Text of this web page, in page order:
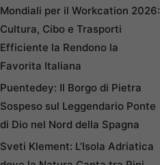
Mondiali per il Workcation 2026:
Cultura, Cibo e Trasporti
Efficiente la Rendono la
Favorita Italiana
Puentedey: Il Borgo di Pietra
Sospeso sul Leggendario Ponte
di Dio nel Nord della Spagna
Sveti Klement: L’Isola Adriatica